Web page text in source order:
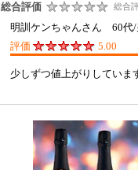
総合評価
総合
明訓ケンちゃんさん 60代/
評価
5.00
少しずつ値上がりしてい